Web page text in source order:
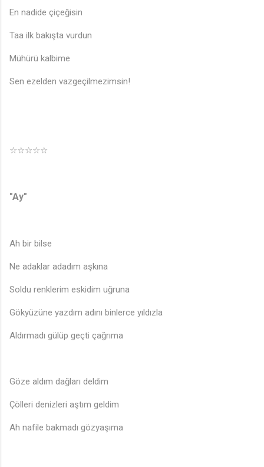
En nadide çiçeğisin
Taa ilk bakışta vurdun
Mühürü kalbime
Sen ezelden vazgeçilmezimsin!
☆☆☆☆☆
"Ay"
Ah bir bilse
Ne adaklar adadım aşkına
Soldu renklerim eskidim uğruna
Gökyüzüne yazdım adını binlerce yıldızla
Aldırmadı gülüp geçti çağrıma
Göze aldım dağları deldim
Çölleri denizleri aştım geldim
Ah nafile bakmadı gözyaşıma